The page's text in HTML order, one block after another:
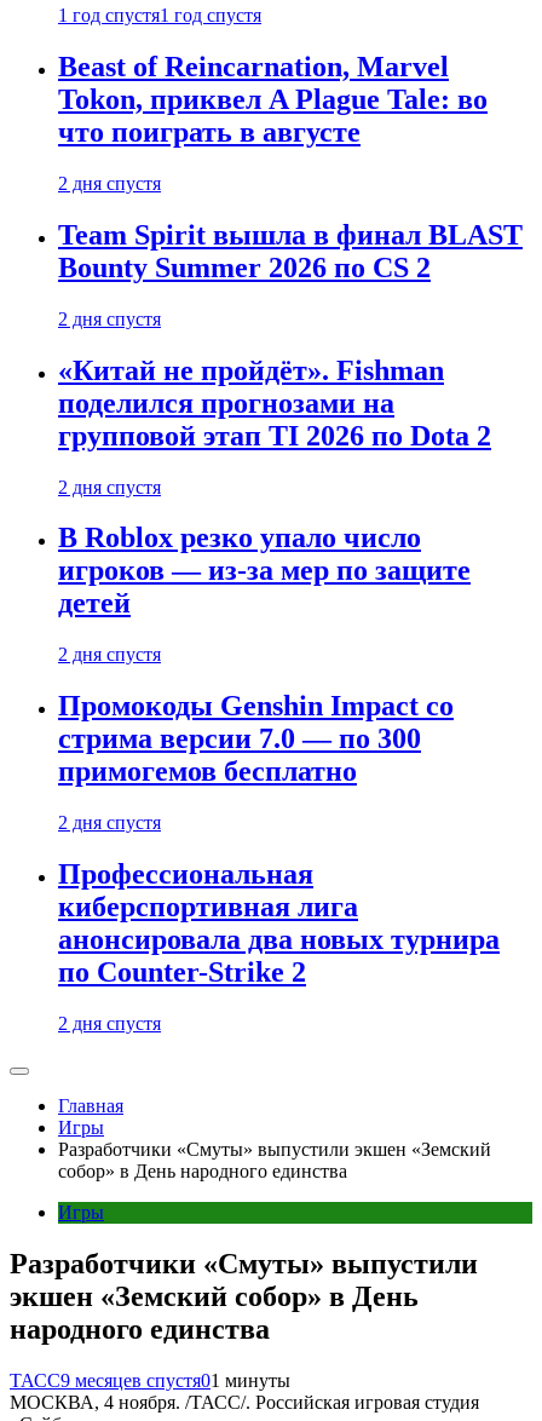
1 год спустя1 год спустя
Beast of Reincarnation, Marvel
Tokon, приквел A Plague Tale: во
что поиграть в августе
2 дня спустя
Team Spirit вышла в финал BLAST
Bounty Summer 2026 по CS 2
2 дня спустя
«Китай не пройдёт». Fishman
поделился прогнозами на
групповой этап TI 2026 по Dota 2
2 дня спустя
В Roblox резко упало число
игроков — из-за мер по защите
детей
2 дня спустя
Промокоды Genshin Impact со
стрима версии 7.0 — по 300
примогемов бесплатно
2 дня спустя
Профессиональная
киберспортивная лига
анонсировала два новых турнира
по Counter-Strike 2
2 дня спустя
Главная
Игры
Разработчики «Смуты» выпустили экшен «Земский
собор» в День народного единства
Игры
Разработчики «Смуты» выпустили
экшен «Земский собор» в День
народного единства
ТАСС9 месяцев спустя01 минуты
МОСКВА, 4 ноября. /ТАСС/. Российская игровая студия